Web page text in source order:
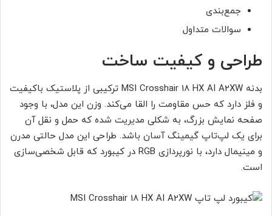
جمع‌بندی
سوالات متداول
طراحی و کیفیت ساخت
بدنه MSI Crosshair 18 HX AI A2XW ترکیبی از پلاستیک باکیفیت
و فلز دارد که حس مقاومت را القا می‌کند. وزن این مدل، با وجود
صفحه نمایش بزرگ، به شکلی مدیریت شده که حمل و نقل آن
برای یک لپ‌تاپ گیمینگ آسان باشد. طراحی این مدل حالتی مدرن
و مینیمال دارد، با نورپردازی RGB در کیبورد که قابل شخصی‌سازی
است.